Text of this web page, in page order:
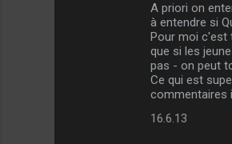
A priori on
à entendre si
Pour moi c'est
que si les
pas - on peut
Ce qui est
commentaires
16.6.13